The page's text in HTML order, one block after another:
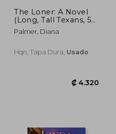
The Loner: A Novel
(Long, Tall Texans, 53)
(en Inglés)
Palmer, Diana
Hqn, Tapa Dura, Usado